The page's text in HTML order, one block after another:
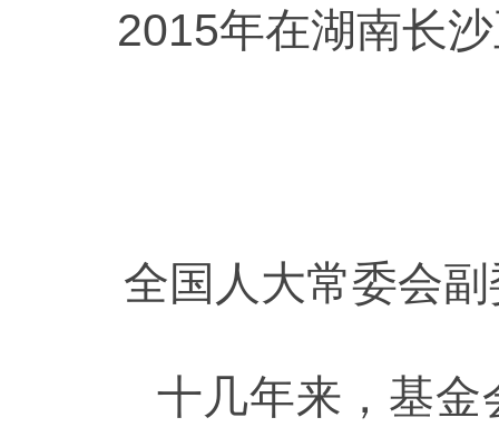
2015年在湖南长
全国人大常委会
十几年来，基